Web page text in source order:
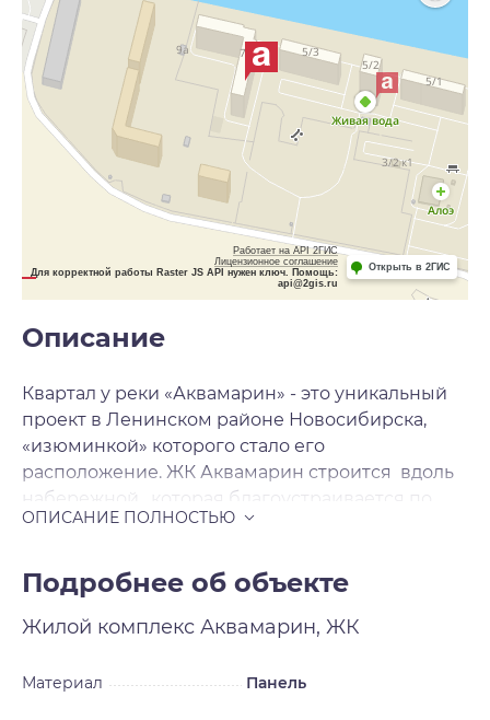
Работает на API 2ГИС
Лицензионное соглашение
Для корректной работы Raster JS API нужен ключ. Помощь:
api@2gis.ru
Открыть в 2ГИС
Описание
Квартал у реки «Аквамарин» - это уникальный
проект в Ленинском районе Новосибирска,
«изюминкой» которого стало его
расположение. ЖК Аквамарин строится вдоль
набережной , которая благоустраивается по
мере сдачи домов, превращаясь в зону для
преобразование берега позволит жителям
микрорайона наслаждаться окружающей
природой и красивейшими видами на
разместятся магазины, кафе, медицинские
Подробнее об объекте
Жилой комплекс Аквамарин, ЖК
Материал Панель